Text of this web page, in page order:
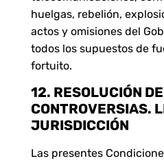
huelgas, rebelión,
actos y omisiones del
todos los supuestos de
fortuito.
12. RESOLUCIÓN DE
CONTROVERSIAS.
JURISDICCIÓN
Las presentes